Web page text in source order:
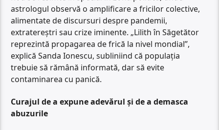
astrologul observă o amplificare a fricilor colective,
alimentate de discursuri despre pandemii,
extratereștri sau crize iminente. „Lilith în Săgetător
reprezintă propagarea de frică la nivel mondial”,
explică Sanda Ionescu, subliniind că populația
trebuie să rămână informată, dar să evite
contaminarea cu panică.
Curajul de a expune adevărul și de a demasca
abuzurile